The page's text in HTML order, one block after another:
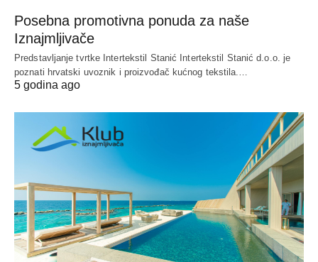
Posebna promotivna ponuda za naše
Iznajmljivače
Predstavljanje tvrtke Intertekstil Stanić Intertekstil Stanić d.o.o. je
poznati hrvatski uvoznik i proizvođač kućnog tekstila.…
5 godina ago